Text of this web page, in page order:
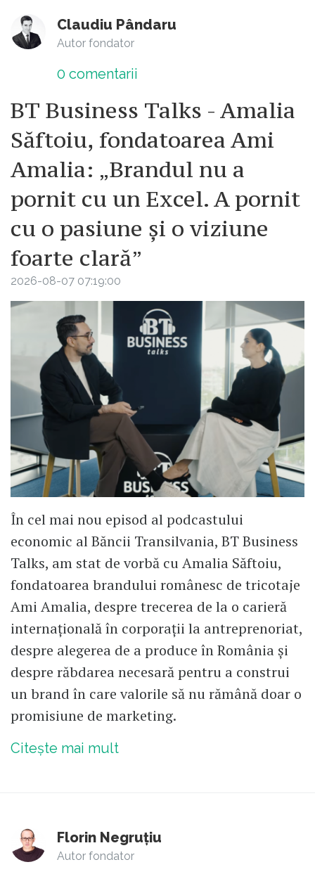
Claudiu Pândaru
Autor fondator
0 comentarii
BT Business Talks - Amalia
Săftoiu, fondatoarea Ami
Amalia: „Brandul nu a
pornit cu un Excel. A pornit
cu o pasiune și o viziune
foarte clară”
2026-08-07 07:19:00
În cel mai nou episod al podcastului
economic al Băncii Transilvania, BT Business
Talks, am stat de vorbă cu Amalia Săftoiu,
fondatoarea brandului românesc de tricotaje
Ami Amalia, despre trecerea de la o carieră
internațională în corporații la antreprenoriat,
despre alegerea de a produce în România și
despre răbdarea necesară pentru a construi
un brand în care valorile să nu rămână doar o
promisiune de marketing.
Citește mai mult
Florin Negruțiu
Autor fondator